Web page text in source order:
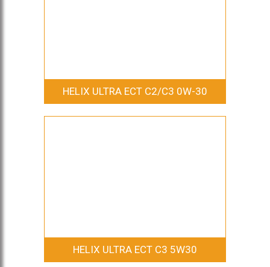
HELIX ULTRA ECT C2/C3 0W-30
HELIX ULTRA ECT C3 5W30